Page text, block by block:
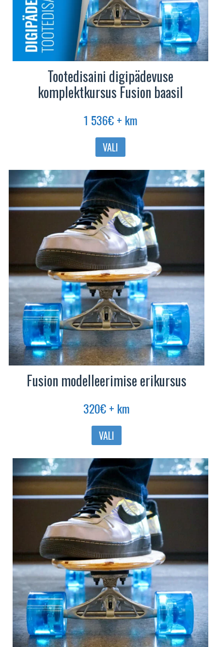
Tootedisaini digipädevuse
komplektkursus Fusion baasil
1 536€ + km
VALI
Fusion modelleerimise erikursus
320€+ km
VALI
Sellel
mitu
varianti.
Valikuid
saab
teha
tootelehel.